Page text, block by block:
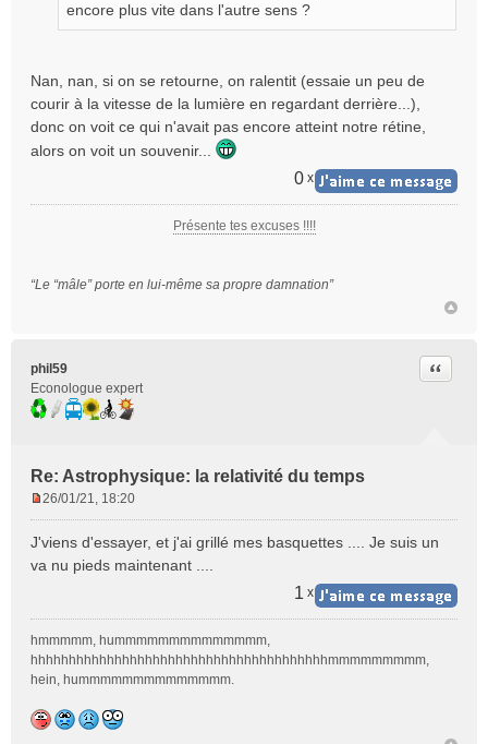
u
encore plus vite dans l'autre sens ?
Nan, nan, si on se retourne, on ralentit (essaie un peu de
courir à la vitesse de la lumière en regardant derrière...),
donc on voit ce qui n'avait pas encore atteint notre rétine,
alors on voit un souvenir...
0 x
Présente tes excuses !!!!
“Le “mâle” porte en lui-même sa propre damnation”
phil59
Econologue expert
Re: Astrophysique: la relativité du temps
Citer
s
s
l
u
26/01/21, 18:20
J'viens d'essayer, et j'ai grillé mes basquettes .... Je suis un
va nu pieds maintenant ....
1 x
hmmmmm, hummmmmmmmmmmmmm,
hhhhhhhhhhhhhhhhhhhhhhhhhhhhhhhhhhhhhhhmmmmmmmmm,
hein, hummmmmmmmmmmmmm.